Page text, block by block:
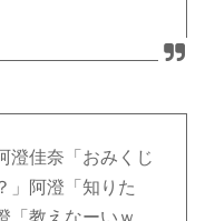
澄佳奈「おみくじ
」阿澄「知りた
「教えなーいｗ